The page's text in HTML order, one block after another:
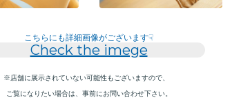
こちらにも詳細画像がございます☟
Check the imege
※店舗に展示されていない可能性もございますので、
ご覧になりたい場合は、事前にお問い合わせ下さい。